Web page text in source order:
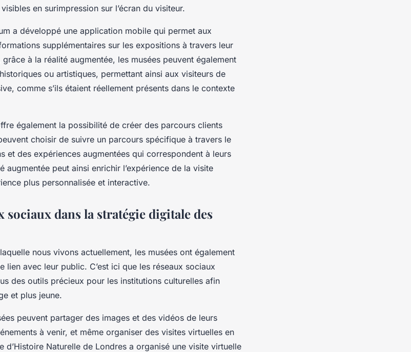
en surimpression sur l’écran du visiteur.
a développé une application mobile qui permet aux
supplémentaires sur les expositions à travers leur
à la réalité augmentée, les musées peuvent également
ou artistiques, permettant ainsi aux visiteurs de
comme s’ils étaient réellement présents dans le contexte
également la possibilité de créer des parcours clients
choisir de suivre un parcours spécifique à travers le
et des expériences augmentées qui correspondent à leurs
augmentée peut ainsi enrichir l’expérience de la visite
plus personnalisée et interactive.
sociaux dans la stratégie digitale des
nous vivons actuellement, les musées ont également
lien avec leur public. C’est ici que les réseaux sociaux
des outils précieux pour les institutions culturelles afin
et plus jeune.
peuvent partager des images et des vidéos de leurs
à venir, et même organiser des visites virtuelles en
d’Histoire Naturelle de Londres a organisé une visite virtuelle